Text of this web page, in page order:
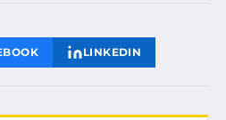
LINKEDIN